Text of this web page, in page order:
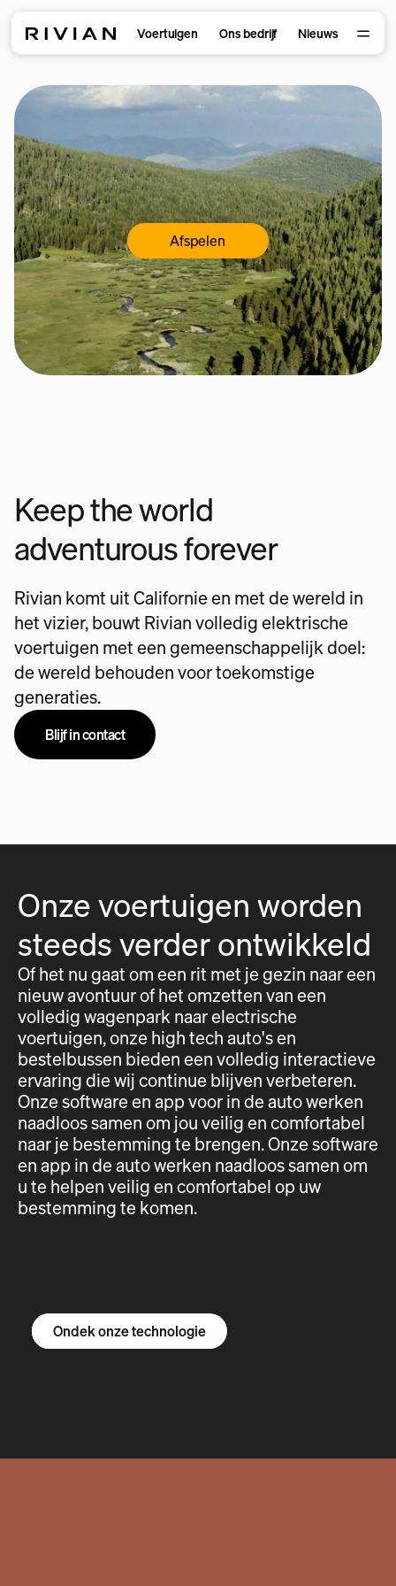
Voertuigen Ons bedrijf Nieuws
Afspelen
Keep the world
adventurous forever
Rivian komt uit Californie en met de wereld in
het vizier, bouwt Rivian volledig elektrische
voertuigen met een gemeenschappelijk doel:
de wereld behouden voor toekomstige
generaties.
Blijf in contact
Onze voertuigen worden
steeds verder ontwikkeld
Of het nu gaat om een rit met je gezin naar een
nieuw avontuur of het omzetten van een
volledig wagenpark naar electrische
voertuigen, onze high tech auto's en
bestelbussen bieden een volledig interactieve
ervaring die wij continue blijven verbeteren.
Onze software en app voor in de auto werken
naadloos samen om jou veilig en comfortabel
naar je bestemming te brengen. Onze software
en app in de auto werken naadloos samen om
u te helpen veilig en comfortabel op uw
bestemming te komen.
Ontdek de R1S
Ontdek de R1T
Ontdek de bestelbus
Ondek onze technologie